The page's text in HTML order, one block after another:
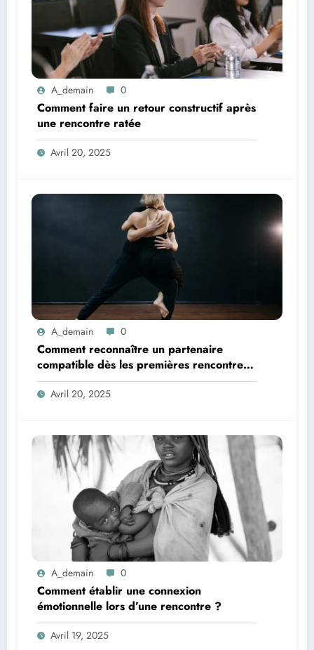
A_demain 0
Comment faire un retour constructif après
une rencontre ratée
Avril 20, 2025
A_demain 0
Comment reconnaître un partenaire
compatible dès les premières rencontres
?
Avril 20, 2025
A_demain 0
Comment établir une connexion
émotionnelle lors d’une rencontre ?
Avril 19, 2025